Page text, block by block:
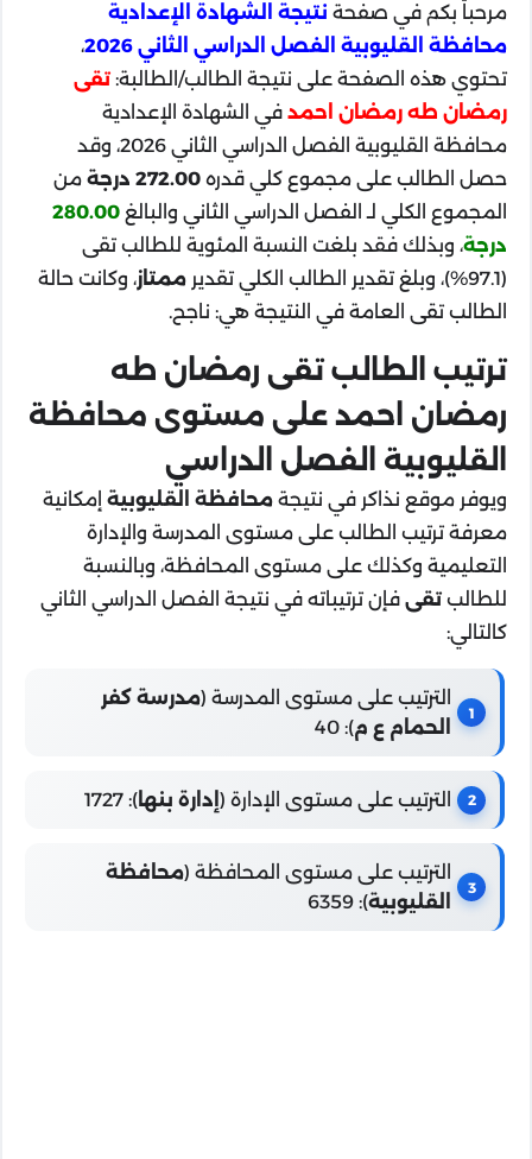
مرحباً بكم في صفحة نتيجة الشهادة الإعدادية
محافظة القليوبية الفصل الدراسي الثاني 2026
،
تحتوي هذه الصفحة على نتيجة الطالب/الطالبة:تقى
رمضان طه رمضان احمد في الشهادة الإعدادية
محافظة القليوبية الفصل الدراسي الثاني 2026، وقد
حصل الطالب على مجموع كلي قدره272.00 درجة
من
المجموع الكلي لـ الفصل الدراسي الثاني والبالغ280.00
درجة، وبذلك فقد بلغت النسبة المئوية للطالب تقى
(97.1%)، وبلغ تقدير الطالب الكلي تقدير
ممتاز، وكانت حالة
الطالب تقى العامة في النتيجة هي: ناجح.
ترتيب الطالب تقى رمضان طه
رمضان احمد على مستوى محافظة
القليوبية الفصل الدراسي
ويوفر موقع نذاكر في نتيجةمحافظة القليوبية إمكانية
معرفة ترتيب الطالب على مستوى المدرسة والإدارة
التعليمية وكذلك على مستوى المحافظة، وبالنسبة
للطالبتقى فإن ترتيباته في نتيجة الفصل الدراسي الثاني
كالتالي:
الترتيب على مستوى المدرسة (مدرسة كفر
الحمام ع م): 40
الترتيب على مستوى الإدارة ( إدارة بنها): 1727
الترتيب على مستوى المحافظة (محافظة
القليوبية): 6359